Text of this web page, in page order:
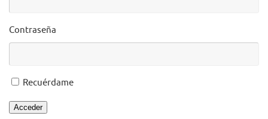
Contraseña
Recuérdame
Acceder